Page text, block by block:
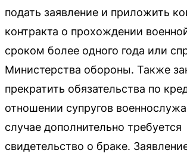
подать заявление и приложить
контракта о прохождении
сроком более одного года или
Министерства обороны. Также
прекратить обязательства по
отношении супругов
случае дополнительно требуется
свидетельство о браке.